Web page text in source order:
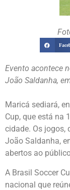
Evento acontece
João Saldanha,
Maricá sediará,
Cup, que está na
cidade. Os jogos,
João Saldanha,
abertos ao
A Brasil Soccer
nacional que